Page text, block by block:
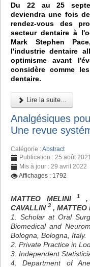
Du 22 au 25
deviendra une fois
rendez-vous des
secteur dentaire à
Mark Stephen
l'industrie dentaire
optimisme avant
considère comme
dentaire.
Lire la suite...
Analgésiques
Une revue
Catégorie :Abstract
Publication : 25 août 2021
Mis à jour : 29 avril 2022
Affichages : 1792
MATTEO MELINI 1 ,
CAVALLIN 3 , MATTEO
1. Scholar at Oral
Biomedical and
Bologna, Bologna, Italy.
2. Private Practice in
3. Independent
4. Department of